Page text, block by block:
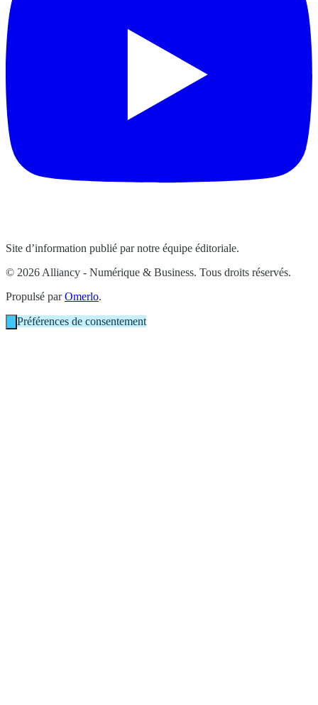
Site d’information publié par notre équipe éditoriale.
© 2026 Alliancy - Numérique & Business. Tous droits réservés.
Propulsé parOmerlo.
Préférences de consentement